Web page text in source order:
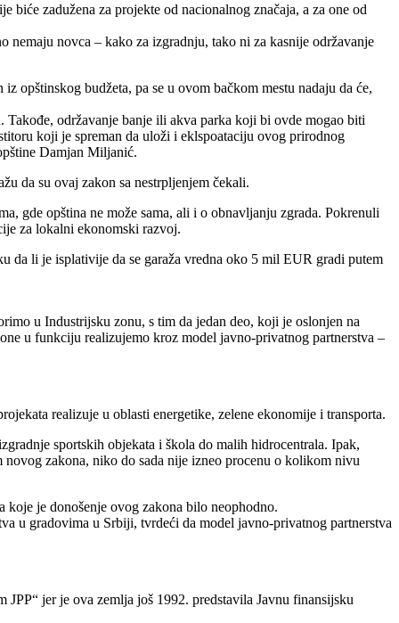
zadužena za projekte od nacionalnog značaja, a za one od
novca – kako za izgradnju, tako ni za kasnije održavanje
opštinskog budžeta, pa se u ovom bačkom mestu nadaju da će,
Takođe, održavanje banje ili akva parka koji bi ovde mogao biti
koji je spreman da uloži i eklspoataciju ovog prirodnog
Damjan Miljanić.
da su ovaj zakon sa nestrpljenjem čekali.
gde opština ne može sama, ali i o obnavljanju zgrada. Pokrenuli
za lokalni ekonomski razvoj.
da li je isplativije da se garaža vredna oko 5 mil EUR gradi putem
u Industrijsku zonu, s tim da jedan deo, koji je oslonjen na
u funkciju realizujemo kroz model javno-privatnog partnerstva –
realizuje u oblasti energetike, zelene ekonomije i transporta.
sportskih objekata i škola do malih hidrocentrala. Ipak,
zakona, niko do sada nije izneo procenu o kolikom nivu
je donošenje ovog zakona bilo neophodno.
u gradovima u Srbiji, tvrdeći da model javno-privatnog partnerstva
jer je ova zemlja još 1992. predstavila Javnu finansijsku